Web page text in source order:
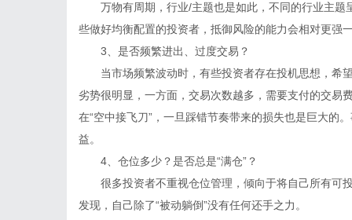
万物有周期，行业/主题也是如此，不同的行业主题
些做好均衡配置的投资者，抵御风险的能力会相对更强
3、是否频繁进出、过度交易？
当市场频繁波动时，有些投资者存在投机思想，希
劣势很明显，一方面，交易次数越多，需要支付的交易
在“空中接飞刀”，一旦踩错节奏带来的损失也是巨大的
益。
4、仓位多少？是否总是“满仓”？
很多投资者不重视仓位管理，倾向于将自己所有可投
发现，自己除了“被动躺倒”没有任何还手之力。